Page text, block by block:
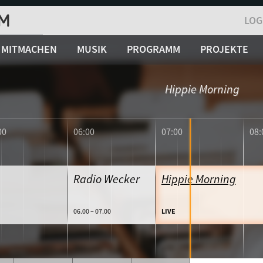
Radio Wecker
06.00 – 07.00
Hippie Morning
LIVE
06:00 07:00
Hippie Morning
MITMACHEN MUSIK PROGRAMM PROJEKTE